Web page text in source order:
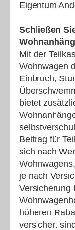
Eigentum
Schließen
Mit der
Wohnwagen
Einbruch,
bietet
Beitrag für
sich nach
je nach
Versicherung
höheren
versichert